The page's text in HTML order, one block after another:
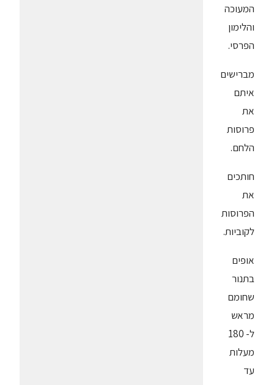
המעוכה
והלימון
הפרסי.
מברישים
איתם
את
פרוסות
הלחם.
חותכים
את
הפרוסות
לקוביות.
אופים
בתנור
שחומם
מראש
ל- 180
מעלות
עד